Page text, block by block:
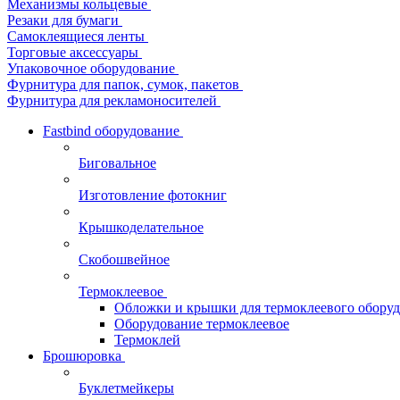
Механизмы кольцевые
Резаки для бумаги
Самоклеящиеся ленты
Торговые аксессуары
Упаковочное оборудование
Фурнитура для папок, сумок, пакетов
Фурнитура для рекламоносителей
Fastbind оборудование
Биговальное
Изготовление фотокниг
Крышкоделательное
Скобошвейное
Термоклеевое
Обложки и крышки для термоклеевого
Оборудование термоклеевое
Термоклей
Брошюровка
Буклетмейкеры